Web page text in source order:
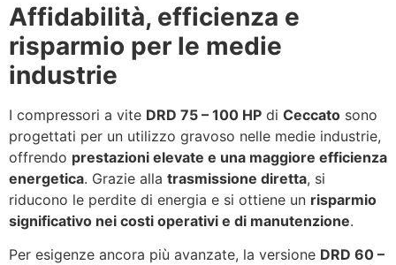
Affidabilità, efficienza e
risparmio per le medie
industrie
I compressori a vite DRD 75 – 100 HP di Ceccato sono
progettati per un utilizzo gravoso nelle medie industrie,
offrendo prestazioni elevate e una maggiore efficienza
energetica. Grazie alla trasmissione diretta, si
riducono le perdite di energia e si ottiene un risparmio
significativo nei costi operativi e di manutenzione.
Per esigenze ancora più avanzate, la versione DRD 60 –